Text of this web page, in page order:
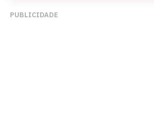
PUBLICIDADE